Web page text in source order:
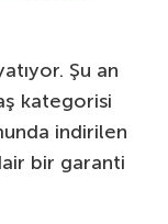
Şu an
kategorisi
indirilen
bir garanti